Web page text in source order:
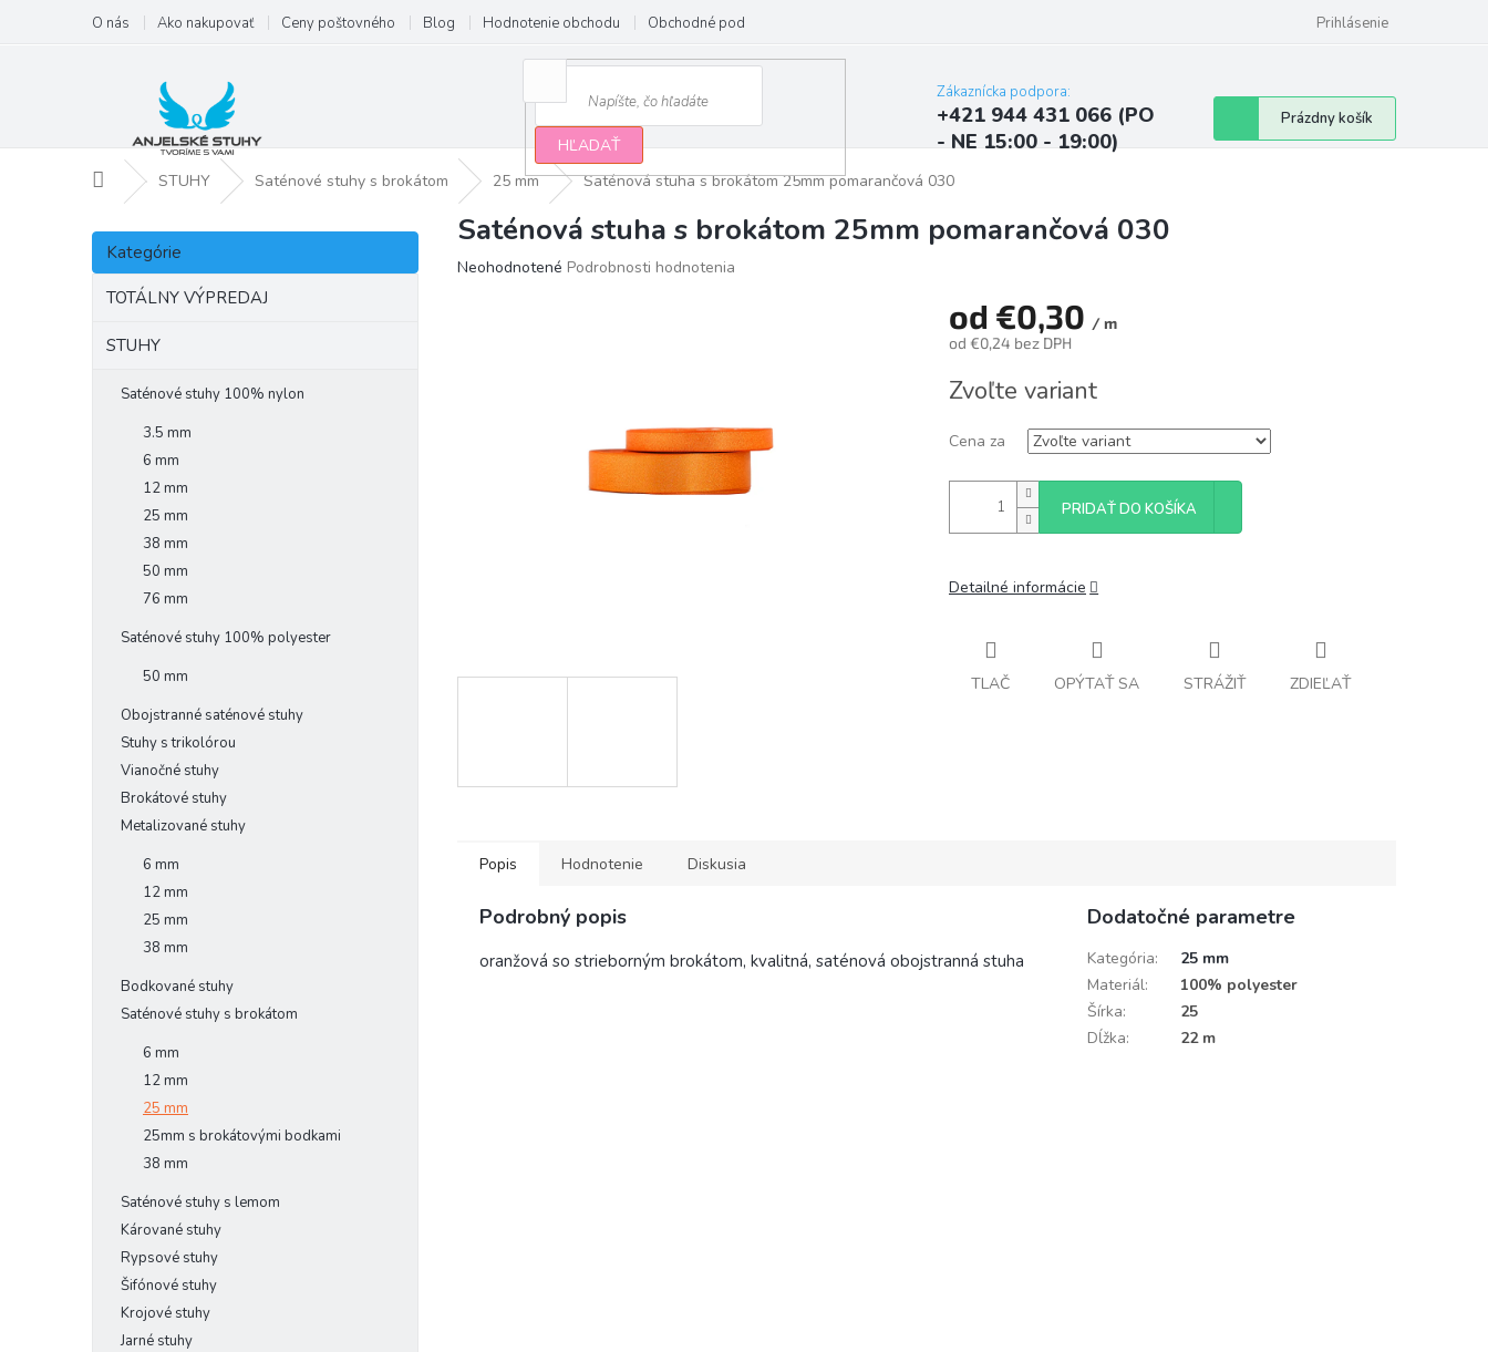
obsah
O nás Ako nakupovať Ceny poštovného Blog Hodnotenie obchodu Obchodné podmienky Najčastejšie otázky a odpovede
Prihlásenie
HĽADAŤ
Zákaznícka podpora:
+421 944 431 066 (PO
- NE 15:00 - 19:00)
Nákupný
košík
Prázdny košík
DomovSTUHY Saténové stuhy s brokátom 25 mm Saténová stuha s brokátom 25mm pomarančová 030
B
č
Preskočiť
kategórie
Kategórie
TOTÁLNY VÝPREDAJ
STUHY
Saténové stuhy 100% nylon
3.5 mm
6 mm
12 mm
25 mm
38 mm
50 mm
76 mm
Saténové stuhy 100% polyester
50 mm
Obojstranné saténové stuhy
Stuhy s trikolórou
Vianočné stuhy
Brokátové stuhy
Metalizované stuhy
6 mm
12 mm
25 mm
38 mm
Bodkované stuhy
Saténové stuhy s brokátom
6 mm
12 mm
25 mm
25mm s brokátovými bodkami
38 mm
Saténové stuhy s lemom
Kárované stuhy
Rypsové stuhy
Šifónové stuhy
Krojové stuhy
Jarné stuhy
Saténová stuha s brokátom 25mm pomarančová 030
Priemerné
Neohodnotené Podrobnosti hodnotenia
od €0,30 / m
od €0,24 bez DPH
cena:
Zvoľte variant
Cena za
PRIDAŤ DO KOŠÍKA
Detailné informácie
TLAČ OPÝTAŤ SA STRÁŽIŤ ZDIEĽAŤ
Popis Hodnotenie Diskusia
Podrobný popis
oranžová so strieborným brokátom, kvalitná, saténová obojstranná stuha
Dodatočné parametre
Kategória:
25 mm
Materiál:
100% polyester
Šírka:
25
Dĺžka: 22 m